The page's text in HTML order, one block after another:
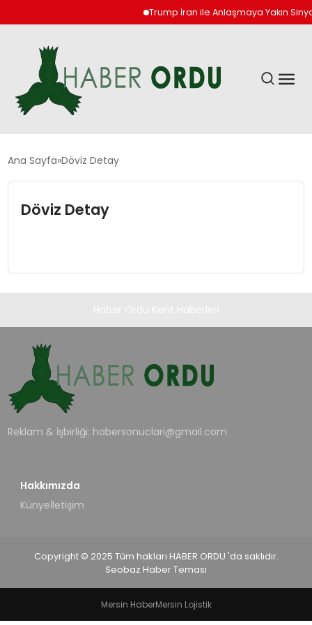
Trump İran ile Anlaşmaya Yakın
GÜNDEM
EĞITIM
MAGAZIN
YAŞAM
Ana Sayfa Döviz Detay
Döviz Detay
Reklam & İşbirliği: habersonuclari@gmail.com
Hakkımızda
Künyeİletişim
Copyright © 2025 Tüm hakları HABER ORDU 'da saklıdır.
Seobaz Haber Teması
Mersin HaberMersin Lojistik